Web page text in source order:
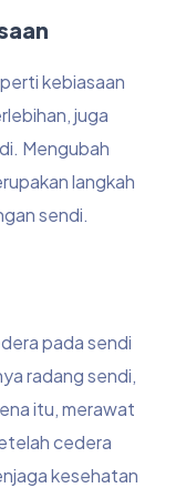
kebiasaan
juga
Mengubah
langkah
sendi.
pada sendi
radang sendi,
itu, merawat
cedera
kesehatan